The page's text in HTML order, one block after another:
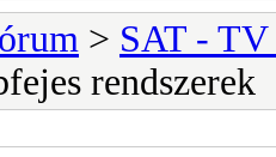
> SAT -
rendszerek